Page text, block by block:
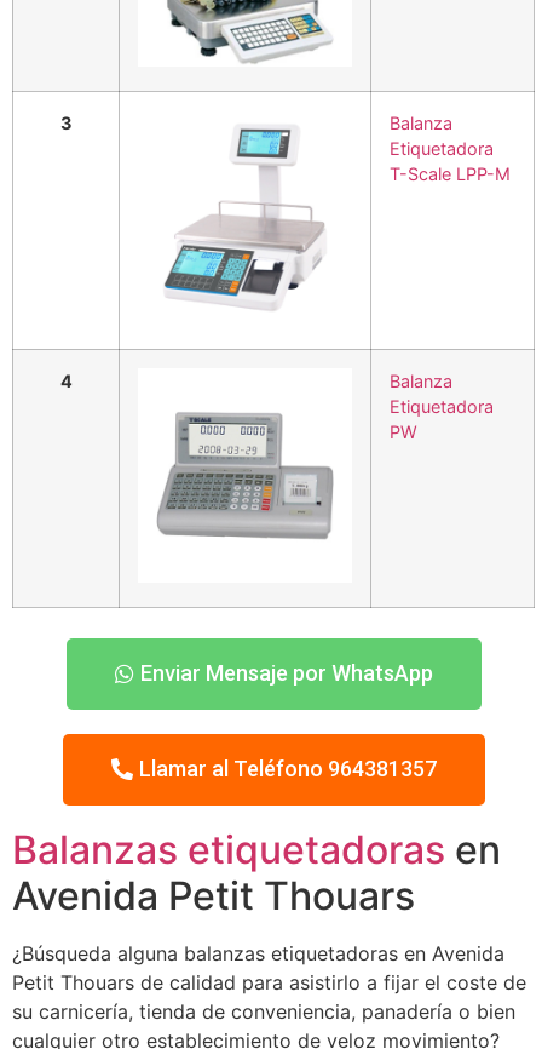
3
Balanza
Etiquetadora
T-Scale LPP-M
4
Balanza
Etiquetadora
PW
Enviar Mensaje por WhatsApp
Llamar al Teléfono 964381357
Balanzas etiquetadoras en
Avenida Petit Thouars
¿Búsqueda alguna balanzas etiquetadoras en Avenida
Petit Thouars de calidad para asistirlo a fijar el coste de
su carnicería, tienda de conveniencia, panadería o bien
cualquier otro establecimiento de veloz movimiento?